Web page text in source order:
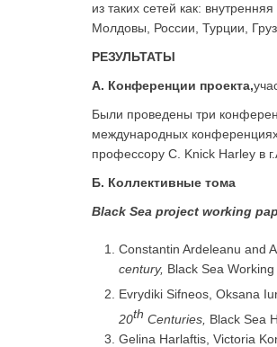
из таких сетей как:
Молдовы, России, Турции,
РЕЗУЛЬТАТЫ
A. Конференции проекта,
Были проведены три
международных
профессору C. Knick Harley в
Б. Коллективные тома
Black Sea project working
Constantin Ardeleanu and
century, Black Sea
Evrydiki Sifneos, Oksana
20th Centuries, Black Sea
Gelina Harlaftis, Victoria